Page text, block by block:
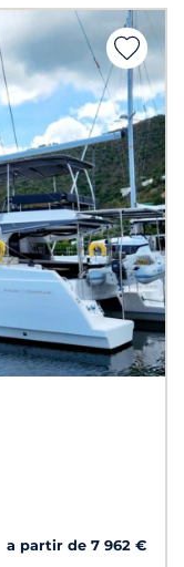
a partir de 7 962 €